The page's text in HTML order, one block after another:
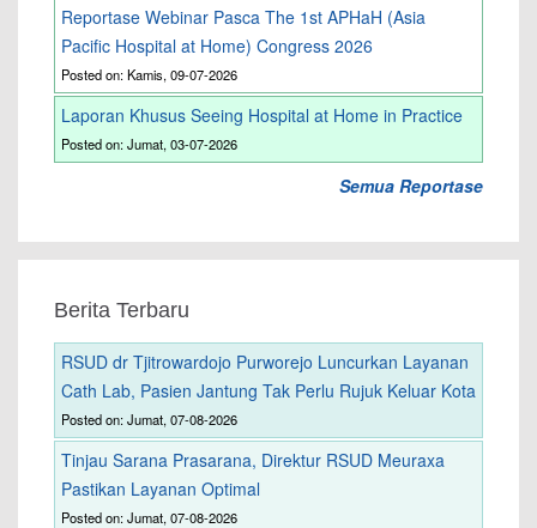
Reportase Webinar Pasca The 1st APHaH (Asia
Pacific Hospital at Home) Congress 2026
Posted on: Kamis, 09-07-2026
Laporan Khusus Seeing Hospital at Home in Practice
Posted on: Jumat, 03-07-2026
Semua Reportase
Berita Terbaru
RSUD dr Tjitrowardojo Purworejo Luncurkan Layanan
Cath Lab, Pasien Jantung Tak Perlu Rujuk Keluar Kota
Posted on: Jumat, 07-08-2026
Tinjau Sarana Prasarana, Direktur RSUD Meuraxa
Pastikan Layanan Optimal
Posted on: Jumat, 07-08-2026